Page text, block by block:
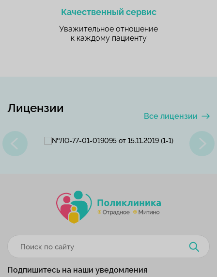
Качественный сервис
Уважительное отношение
к каждому пациенту
Лицензии
Все лицензии
Подпишитесь на наши уведомления